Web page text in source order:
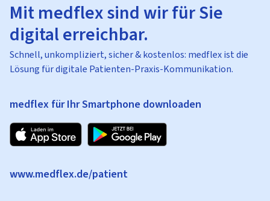
Mit medflex sind wir für Sie
digital erreichbar.
Schnell, unkompliziert, sicher & kostenlos: medflex ist die
Lösung für digitale Patienten-Praxis-Kommunikation.
medflex für Ihr Smartphone downloaden
www.medflex.de/patient